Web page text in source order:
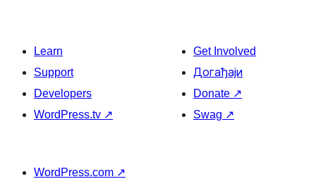
Learn
Support
Developers
WordPress.tv ↗
Get Involved
Догађаји
Donate ↗
Swag ↗
WordPress.com ↗